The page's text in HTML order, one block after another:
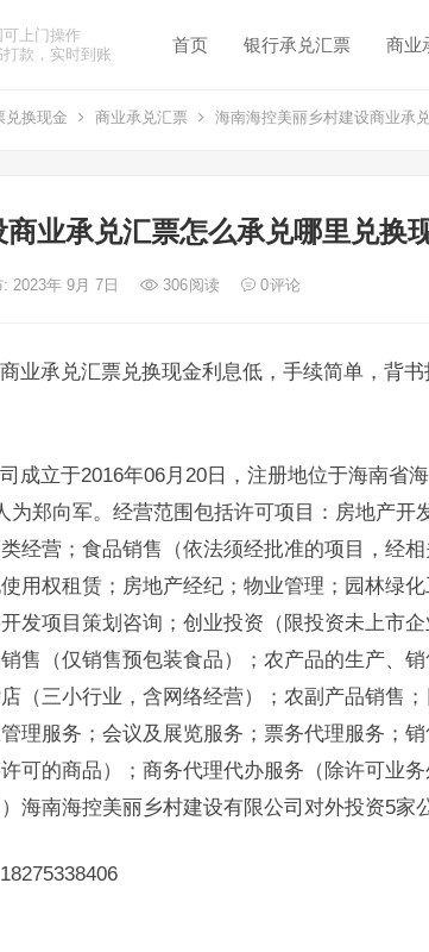
可上门操作
打款，实时到账
首页 银行承兑汇票 商业
兑换现金 商业承兑汇票 海南海控美丽乡村建设商业承
业承兑汇票怎么承兑哪里兑换
2023年 9月 7日 306阅读 0评论
业承兑汇票兑换现金利息低，手续简单，背书
成立于2016年06月20日，注册地位于海南省
为郑向军。经营范围包括许可项目：房地产开
经营；食品销售（依法须经批准的项目，经
用权租赁；房地产经纪；物业管理；园林绿
发项目策划咨询；创业投资（限投资未上市
售（仅销售预包装食品）；农产品的生产、
（三小行业，含网络经营）；农副产品销售
理服务；会议及展览服务；票务代理服务；
可的商品）；商务代理代办服务（除许可业
海南海控美丽乡村建设有限公司对外投资5家